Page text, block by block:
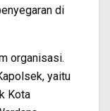
di
organisasi.
yaitu
Kota